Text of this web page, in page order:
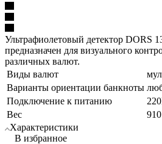
Ультрафиолетовый детектор DORS
предназначен для визуального
различных валют.
Виды валют
Варианты ориентации банкноты
Подключение к питанию
Вес
910
Характеристики
В избранное